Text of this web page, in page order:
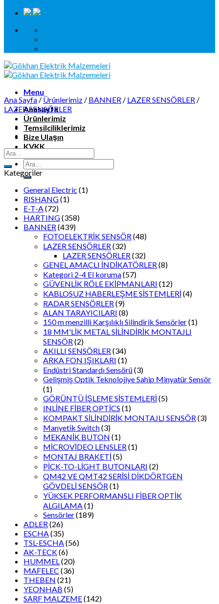
Menu
Anasayfa
Ürünlerimiz
Temsilciliklerimiz
Bize Ulaşın
KVKK
Ana Sayfa / Ürünlerimiz / BANNER / LAZER SENSÖRLER /
LAZER SENSÖRLER
Kategoriler
General Electric (1)
RISHANG(1)
E-T-A(72)
HARTING(358)
BANNER(439)
FOTOELEKTRİK SENSÖR(48)
LAZER SENSÖRLER(32)
LAZER SENSÖRLER(32)
GENEL AMAÇLI İNDİKATÖRLER(8)
Kategori 2-4 El koruma(57)
GÜVENLİK RÖLE EKİPMANLARI (12)
KABLOSUZ HABERLEŞME SİSTEMLERİ (4)
RADAR SENSÖRLER(9)
ALAN TARAYICILARI (8)
150 m menzilli Karşılıklı Silindirik Sensörler(1)
18 MM'LİK METAL SİLİNDİRİK MONTAJLI
SENSÖR(2)
AKILLI SENSÖRLER(34)
ARKA FON IŞIKLARI (1)
Endüstri Standardı Sensörü(3)
Gelişmiş Optik Teknolojiye Sahip Minyatür Sensör
(1)
GÖRÜNTÜ İŞLEME SİSTEMLERİ (5)
INLİNE FİBER OPTİCS (1)
KOMPAKT SİLİNDİRİK MONTAJLI SENSÖR(3)
Manyetik Switch(3)
MEKANİK BUTON (1)
MİCROVİDEO LENSLER(1)
MONTAJ BRAKETİ (5)
PİCK-TO-LİGHT BUTONLARI (2)
QM42 VE QMT42 SERİSİ DİKDÖRTGEN
GÖVDELİ SENSÖR(1)
YÜKSEK PERFORMANSLI FİBER OPTİK
ALGILAMA(1)
Sensörler(189)
ADLER(26)
ESCHA(35)
TSL-ESCHA(56)
AK-TECK(6)
HUMMEL(20)
MAFELEC (36)
THEBEN (21)
YEONHAB (5)
SARF MALZEME(142)